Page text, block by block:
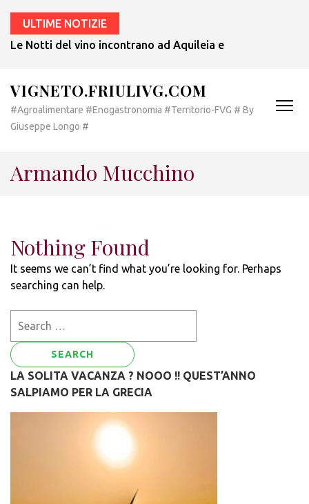
ULTIME NOTIZIE
Le Notti del vino incontrano ad Aquileia e a Bertiolo lo
VIGNETO.FRIULIVG.COM
#Agroalimentare #Enogastronomia #Territorio-FVG # By
Giuseppe Longo #
Armando Mucchino
Nothing Found
It seems we can’t find what you’re looking for. Perhaps
searching can help.
LA SOLITA VACANZA ? NOOO !! QUEST’ANNO
SALPIAMO PER LA GRECIA